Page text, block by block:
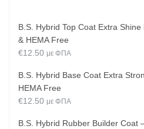
B.S. Hybrid Top Coat Extra
& HEMA Free
€12.50 με ΦΠΑ
B.S. Hybrid Base Coat Extra
HEMA Free
€12.50 με ΦΠΑ
B.S. Hybrid Rubber Builder Coat